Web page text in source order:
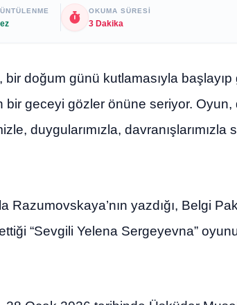
OKUMA SÜRESI
3 Dakika
bir doğum günü kutlamasıyla başlayıp
bir geceyi gözler önüne seriyor. Oyun,
duygularımızla, davranışlarımızla
Razumovskaya’nın yazdığı, Belgi
“Sevgili Yelena Sergeyevna”